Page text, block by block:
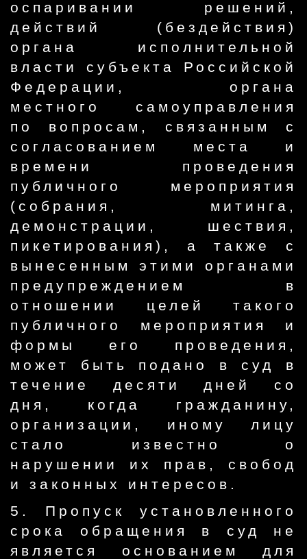
оспаривании решений,
действий (бездействия)
органа исполнительной
власти субъекта Российской
Федерации, органа
местного самоуправления
по вопросам, связанным с
согласованием места и
времени проведения
публичного мероприятия
(собрания, митинга,
демонстрации, шествия,
пикетирования), а также с
вынесенным этими органами
предупреждением в
отношении целей такого
публичного мероприятия и
формы его проведения,
может быть подано в суд в
течение десяти дней со
дня, когда гражданину,
организации, иному лицу
стало известно о
нарушении их прав, свобод
и законных интересов.
5. Пропуск установленного
срока обращения в суд не
является основанием для